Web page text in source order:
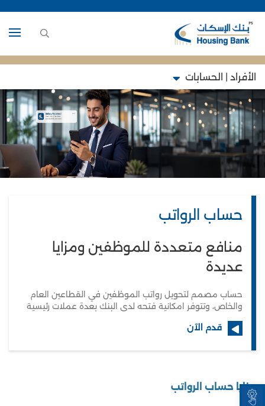
Open toolbar
الأفراد | الحسابات
حساب الرواتب
منافع متعددة للموظفين ومزايا
عديدة
حساب مصمم لتحويل رواتب الموظفين في القطاعين العام
والخاص، وتتوفر امكانية فتحه لدى البنك بعدة عملات رئيسية
قدم الآن
مزايا حساب الرواتب